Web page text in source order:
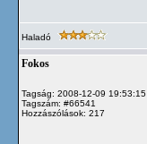
Haladó
Fokos
Tagság: 2008-12-09 19:53:15
Tagszám: #66541
Hozzászólások: 217